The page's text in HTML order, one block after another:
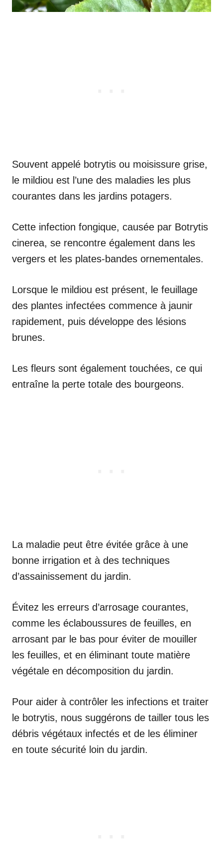
Souvent appelé botrytis ou moisissure grise,
le mildiou est l’une des maladies les plus
courantes dans les jardins potagers.
Cette infection fongique, causée par Botrytis
cinerea, se rencontre également dans les
vergers et les plates-bandes ornementales.
Lorsque le mildiou est présent, le feuillage
des plantes infectées commence à jaunir
rapidement, puis développe des lésions
brunes.
Les fleurs sont également touchées, ce qui
entraîne la perte totale des bourgeons.
La maladie peut être évitée grâce à une
bonne irrigation et à des techniques
d’assainissement du jardin.
Évitez les erreurs d’arrosage courantes,
comme les éclaboussures de feuilles, en
arrosant par le bas pour éviter de mouiller
les feuilles, et en éliminant toute matière
végétale en décomposition du jardin.
Pour aider à contrôler les infections et traiter
le botrytis, nous suggérons de tailler tous les
débris végétaux infectés et de les éliminer
en toute sécurité loin du jardin.